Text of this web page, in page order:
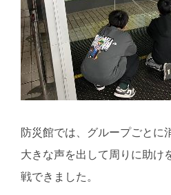
防災館では、グループごとに
大きな声を出して周りに助け
戦できました。